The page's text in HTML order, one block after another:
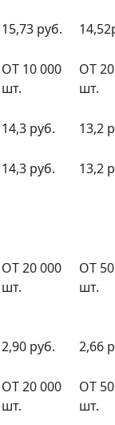
15,73 руб.
ОТ 10 000
шт.
ОТ
шт.
14,3 руб. 13,2
14,3 руб.
13,2
ОТ 20 000
шт.
ОТ
шт.
2,90 руб.
2,66
ОТ 20 000
шт.
ОТ
шт.